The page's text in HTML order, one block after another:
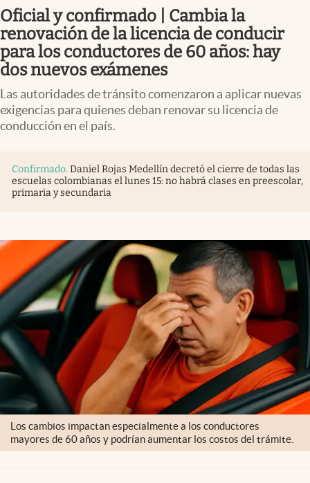
Colombia
Oficial y confirmado | Cambia la
renovación de la licencia de conducir
para los conductores de 60 años: hay
dos nuevos exámenes
Las autoridades de tránsito comenzaron a aplicar nuevas
exigencias para quienes deban renovar su licencia de
conducción en el país.
Confirmado. Daniel Rojas Medellín decretó el cierre de todas las
escuelas colombianas el lunes 15: no habrá clases en preescolar,
primaria y secundaria
Los cambios impactan especialmente a los conductores
mayores de 60 años y podrían aumentar los costos del trámite.